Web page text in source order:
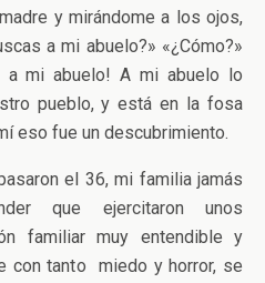
y mirándome a los ojos,
a mi abuelo?» «¿Cómo?»
a mi abuelo! A mi abuelo lo
pueblo, y está en la fosa
eso fue un descubrimiento.
el 36, mi familia jamás
que ejercitaron unos
familiar muy entendible y
con tanto miedo y horror, se